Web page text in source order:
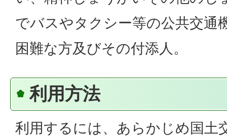
でバスやタクシー等の公共交通
困難な方及びその付添人。
利用方法
利用するには、あらかじめ国土